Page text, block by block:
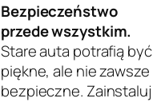
Bezpieczeństwo
przede wszystkim.
Stare auta potrafią być
piękne, ale nie zawsze
bezpieczne. Zainstaluj